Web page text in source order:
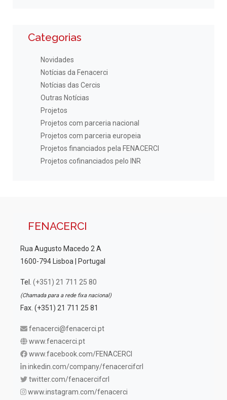
Categorias
Novidades
Notícias da Fenacerci
Notícias das Cercis
Outras Notícias
Projetos
Projetos com parceria nacional
Projetos com parceria europeia
Projetos financiados pela FENACERCI
Projetos cofinanciados pelo INR
FENACERCI
Rua Augusto Macedo 2 A
1600-794 Lisboa | Portugal
Tel. (+351) 21 711 25 80
(Chamada para a rede fixa nacional)
Fax. (+351) 21 711 25 81
fenacerci@fenacerci.pt
www.fenacerci.pt
www.facebook.com/FENACERCI
inkedin.com/company/fenacercifcrl
twitter.com/fenacercifcrl
www.instagram.com/fenacerci